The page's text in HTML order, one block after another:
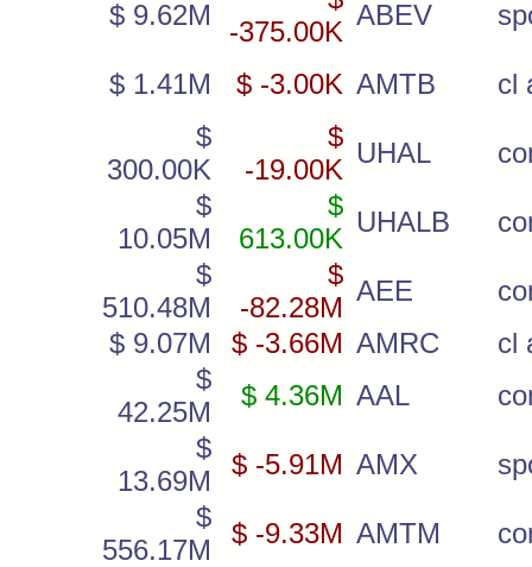
$ 9.62M
-375.00K
ABEV
$ 1.41M $ -3.00K AMTB
cl
$
300.00K
$
-19.00K
UHAL
$
10.05M
$
613.00K
UHALB
$
510.48M
$
-82.28M
AEE
$ 9.07M
$ -3.66M AMRC
cl
$
42.25M
$ 4.36M AAL
$
13.69M
$ -5.91M AMX
$
556.17M
$ -9.33M AMTM